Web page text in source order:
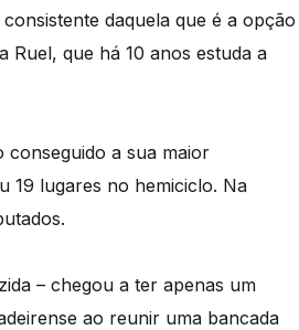
daquela que é a opção
Ruel, que há 10 anos estuda a
a sua maior
19 lugares no hemiciclo. Na
– chegou a ter apenas um
ao reunir uma bancada